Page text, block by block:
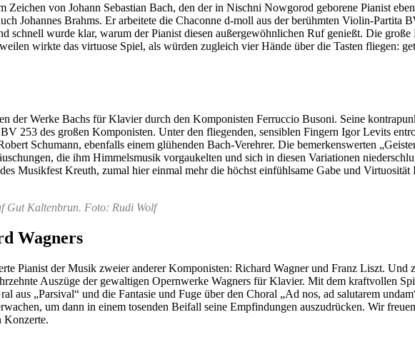
von Johann Sebastian Bach, den der in Nischni Nowgorod geborene Pianist
Johannes Brahms. Er arbeitete die Chaconne d-moll aus der berühmten Violin-
schnell wurde klar, warum der Pianist diesen außergewöhnlichen Ruf genießt. Die
wirkte das virtuose Spiel, als würden zugleich vier Hände über die Tasten fliegen:
der Werke Bachs für Klavier durch den Komponisten Ferruccio Busoni. Seine
253 des großen Komponisten. Unter den fliegenden, sensiblen Fingern Igor Levits
Schumann, ebenfalls einem glühenden Bach-Verehrer. Die bemerkenswerten
die ihm Himmelsmusik vorgaukelten und sich in diesen Variationen
Musikfest Kreuth, zumal hier einmal mehr die höchst einfühlsame Gabe und Virtuosität
Gut Kaltenbrun. Foto: Rudi Wolf
Wagners
Pianist der Musik zweier anderer Komponisten: Richard Wagner und Franz Liszt.
Auszüge der gewaltigen Opernwerke Wagners für Klavier. Mit dem kraftvollen
aus „Parsival“ und die Fantasie und Fuge über den Choral „Ad nos, ad salutarem
um dann in einem tosenden Beifall seine Empfindungen auszudrücken. Wir
Konzerte.